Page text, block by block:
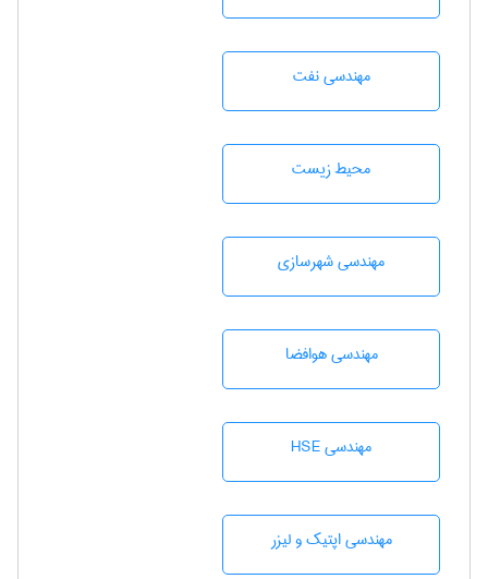
مهندسی نفت
محيط زيست
مهندسی شهرسازی
مهندسی هوافضا
مهندسی HSE
مهندسی اپتیک و لیزر